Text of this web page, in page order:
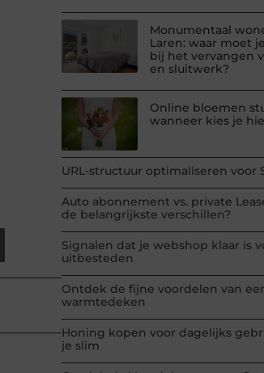
Monumentaal
Laren: waar moet
bij het vervangen
en sluitwerk?
Online bloemen
wanneer kies je
URL-structuur optimaliseren voor
Auto abonnement vs. private
de belangrijkste verschillen?
Signalen dat je webshop klaar is
uitbesteden
Ontdek de fijne voordelen van
warmtedeken
Honing kopen voor dagelijks
je slim